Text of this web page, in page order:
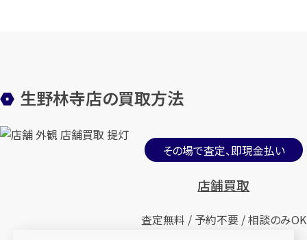
生野林寺店の買取方法
その場で査定、即現金払い
店舗買取
査定無料 / 予約不要 / 相談のみOK